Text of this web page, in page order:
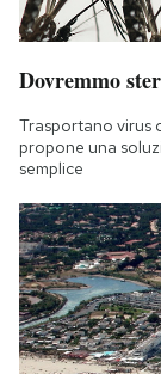
Dovremmo
Trasportano virus
propone una
semplice